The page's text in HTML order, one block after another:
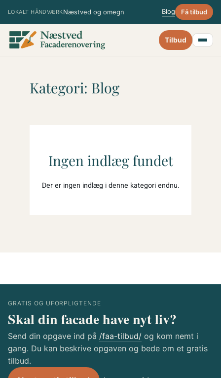
indhold
LOKALT HÅNDVÆRKNæstved og omegn Blog Få tilbud
Tilbud
Kategori: Blog
Ingen indlæg fundet
Der er ingen indlæg i denne kategori endnu.
GRATIS OG UFORPLIGTENDE
Skal din facade have nyt liv?
Send din opgave ind på /faa-tilbud/ og kom nemt i
gang. Du kan beskrive opgaven og bede om et gratis
tilbud.